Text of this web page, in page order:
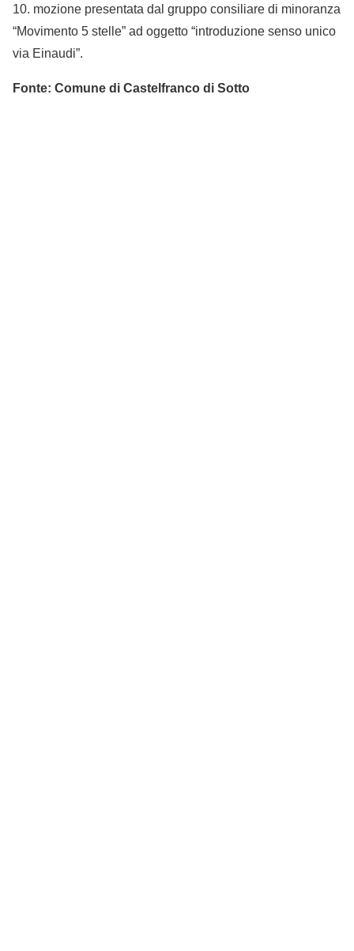
10. mozione presentata dal gruppo consiliare di minoranza
“Movimento 5 stelle” ad oggetto “introduzione senso unico
via Einaudi”.
Fonte: Comune di Castelfranco di Sotto